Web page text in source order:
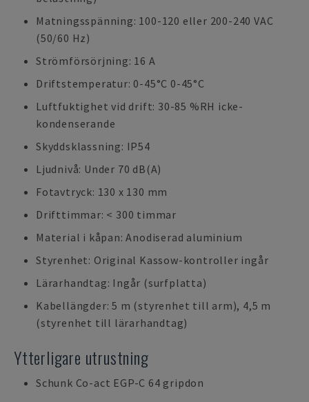
Matningsspänning: 100-120 eller 200-240 VAC
(50/60 Hz)
Strömförsörjning: 16 A
Driftstemperatur: 0-45°C 0-45°C
Luftfuktighet vid drift: 30-85 %RH icke-
kondenserande
Skyddsklassning: IP54
Ljudnivå: Under 70 dB(A)
Fotavtryck: 130 x 130 mm
Drifttimmar: < 300 timmar
Material i kåpan: Anodiserad aluminium
Styrenhet: Original Kassow-kontroller ingår
Lärarhandtag: Ingår (surfplatta)
Kabellängder: 5 m (styrenhet till arm), 4,5 m
(styrenhet till lärarhandtag)
Ytterligare utrustning
Schunk Co-act EGP-C 64 gripdon